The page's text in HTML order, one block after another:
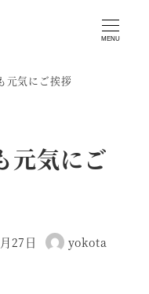
MENU
元気にご挨拶
元気にご
27日
著
yokota